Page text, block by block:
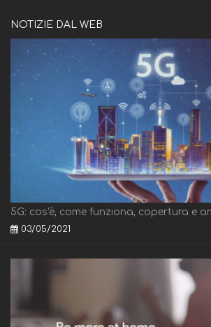
NOTIZIE DAL WEB
5G: cos'è, come funziona, copertura e
03/05/2021